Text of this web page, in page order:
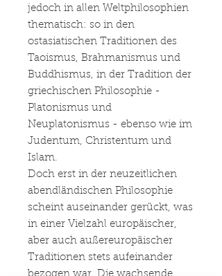
jedoch in allen Weltphilosophien
thematisch: so in den
ostasiatischen Traditionen des
Taoismus, Brahmanismus und
Buddhismus, in der Tradition der
griechischen Philosophie -
Platonismus und
Neuplatonismus - ebenso wie im
Judentum, Christentum und
Islam.
Doch erst in der neuzeitlichen
abendländischen Philosophie
scheint auseinander gerückt, was
in einer Vielzahl europäischer,
aber auch außereuropäischer
Traditionen stets aufeinander